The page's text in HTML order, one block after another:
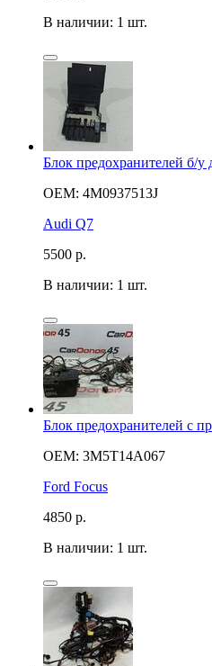
В наличии: 1 шт.
Блок предохранителей б/у
OEM: 4M0937513J
Audi Q7
5500 р.
В наличии: 1 шт.
Блок предохранителей с
OEM: 3M5T14A067
Ford Focus
4850 р.
В наличии: 1 шт.